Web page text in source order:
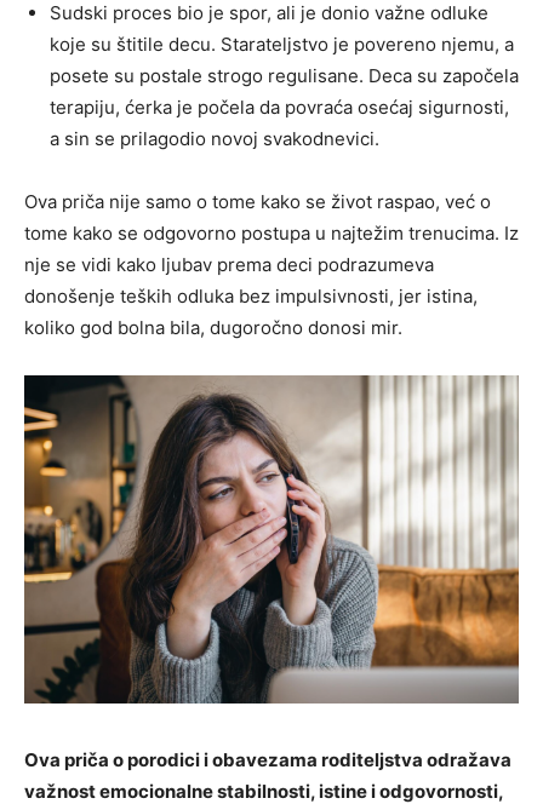
Sudski proces bio je spor, ali je donio važne odluke
koje su štitile decu. Starateljstvo je povereno njemu, a
posete su postale strogo regulisane. Deca su započela
terapiju, ćerka je počela da povraća osećaj sigurnosti,
a sin se prilagodio novoj svakodnevici.
Ova priča nije samo o tome kako se život raspao, već o
tome kako se odgovorno postupa u najtežim trenucima. Iz
nje se vidi kako ljubav prema deci podrazumeva
donošenje teških odluka bez impulsivnosti, jer istina,
koliko god bolna bila, dugoročno donosi mir.
Ova priča o porodici i obavezama roditeljstva odražava
važnost emocionalne stabilnosti, istine i odgovornosti,